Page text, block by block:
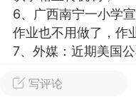
本/双效闪充，养出紧
充小白罐 = 闪充大白
产品）×极光嫩肤啫喱
护...写评论
6、广西南宁一小学
作业也不用做了，作
7、外媒：近期美国
交部：美国不是《联